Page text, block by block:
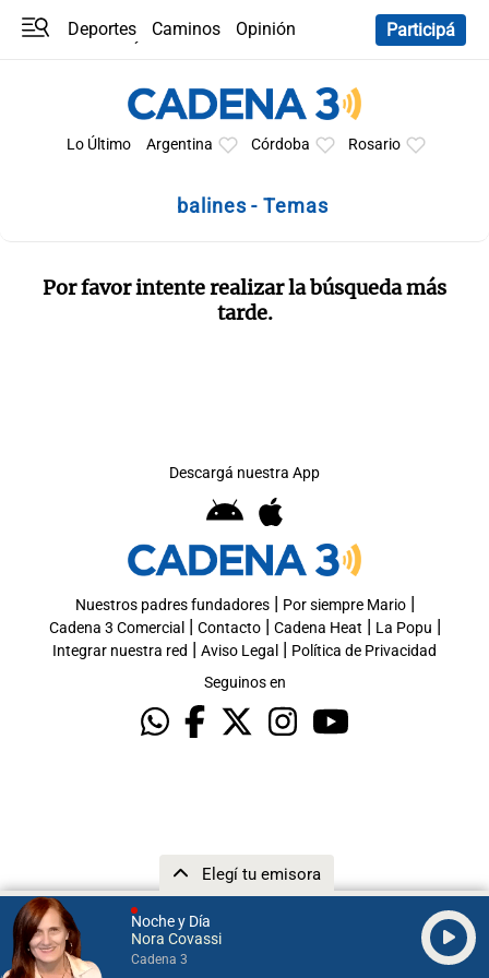
Noche y Día
Nora Covassi
Cadena 3
Elegí tu emisora
Deportes Caminos
Opinión
Participá
Lo Último Argentina Córdoba Rosario
balines - Temas
Por favor intente realizar la búsqueda más
tarde.
Descargá nuestra App
Nuestros padres fundadores| Por siempre Mario|
Cadena 3 Comercial | Contacto| Cadena Heat | La Popu |
Integrar nuestra red | Aviso Legal | Política de Privacidad
Seguinos en